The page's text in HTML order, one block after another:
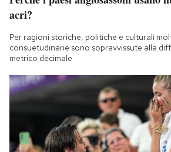
Notifiche mobile
Hai bisogno di aiuto?
Esci
acri?
Per ragioni storiche, politiche e culturali
consuetudinarie sono sopravvissute alla
metrico decimale